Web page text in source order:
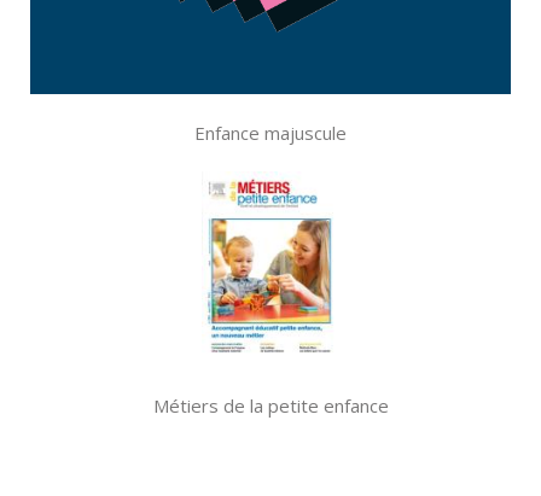
Enfance majuscule
Métiers de la petite enfance